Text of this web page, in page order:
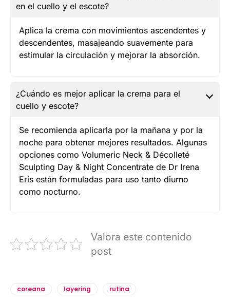
en el cuello y el escote?
Aplica la crema con movimientos ascendentes y
descendentes, masajeando suavemente para
estimular la circulación y mejorar la absorción.
¿Cuándo es mejor aplicar la crema para el
cuello y escote?
Se recomienda aplicarla por la mañana y por la
noche para obtener mejores resultados. Algunas
opciones como Volumeric Neck & Décolleté
Sculpting Day & Night Concentrate de Dr Irena
Eris están formuladas para uso tanto diurno
como nocturno.
Valora este contenido
post
coreana layering rutina